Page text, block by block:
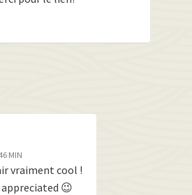
MIN
vraiment cool !
😉